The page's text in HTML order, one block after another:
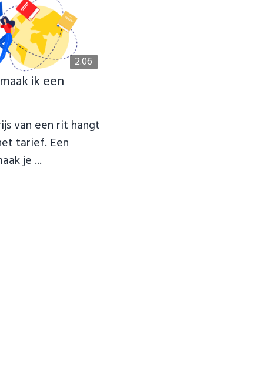
2.06
ik een
van een rit hangt
tarief. Een
je ...